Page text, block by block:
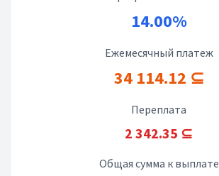
14.00%
Ежемесячный платеж
34 114.12 ⊆
Переплата
2 342.35 ⊆
Общая сумма к выплате